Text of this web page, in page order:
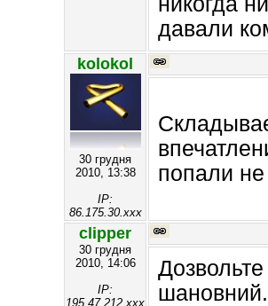
давали
kolokol
30 грудня
2010, 13:38
IP:
86.175.30.xxx
попали
clipper
30 грудня
2010, 14:06
IP:
195.47.212.xxx
шановний.